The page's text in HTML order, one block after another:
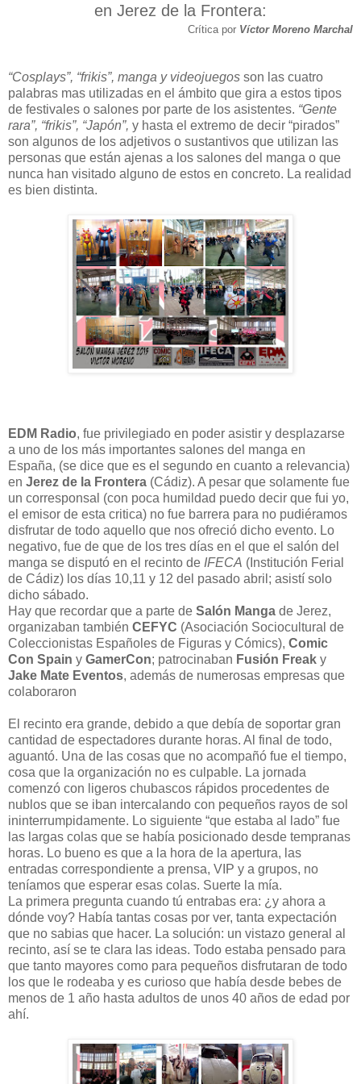
en Jerez de la Frontera:
Crítica por Víctor Moreno Marchal
“Cosplays”, “frikis”, manga y videojuegos son las cuatro
palabras mas utilizadas en el ámbito que gira a estos tipos
de festivales o salones por parte de los asistentes. “Gente
rara”, “frikis”, “Japón”, y hasta el extremo de decir “pirados”
son algunos de los adjetivos o sustantivos que utilizan las
personas que están ajenas a los salones del manga o que
nunca han visitado alguno de estos en concreto. La realidad
es bien distinta.
EDM Radio, fue privilegiado en poder asistir y desplazarse
a uno de los más importantes salones del manga en
España, (se dice que es el segundo en cuanto a relevancia)
en Jerez de la Frontera (Cádiz). A pesar que solamente fue
un corresponsal (con poca humildad puedo decir que fui yo,
el emisor de esta critica) no fue barrera para no pudiéramos
disfrutar de todo aquello que nos ofreció dicho evento. Lo
negativo, fue de que de los tres días en el que el salón del
manga se disputó en el recinto de IFECA (Institución Ferial
de Cádiz) los días 10,11 y 12 del pasado abril; asistí solo
dicho sábado.
Hay que recordar que a parte de Salón Manga de Jerez,
organizaban también CEFYC (Asociación Sociocultural de
Coleccionistas Españoles de Figuras y Cómics), Comic
Con Spain y GamerCon; patrocinaban Fusión Freak y
Jake Mate Eventos, además de numerosas empresas que
colaboraron
El recinto era grande, debido a que debía de soportar gran
cantidad de espectadores durante horas. Al final de todo,
aguantó. Una de las cosas que no acompañó fue el tiempo,
cosa que la organización no es culpable. La jornada
comenzó con ligeros chubascos rápidos procedentes de
nublos que se iban intercalando con pequeños rayos de sol
ininterrumpidamente. Lo siguiente “que estaba al lado” fue
las largas colas que se había posicionado desde tempranas
horas. Lo bueno es que a la hora de la apertura, las
entradas correspondiente a prensa, VIP y a grupos, no
teníamos que esperar esas colas. Suerte la mía.
La primera pregunta cuando tú entrabas era: ¿y ahora a
dónde voy? Había tantas cosas por ver, tanta expectación
que no sabias que hacer. La solución: un vistazo general al
recinto, así se te clara las ideas. Todo estaba pensado para
que tanto mayores como para pequeños disfrutaran de todo
los que le rodeaba y es curioso que había desde bebes de
menos de 1 año hasta adultos de unos 40 años de edad por
ahí.